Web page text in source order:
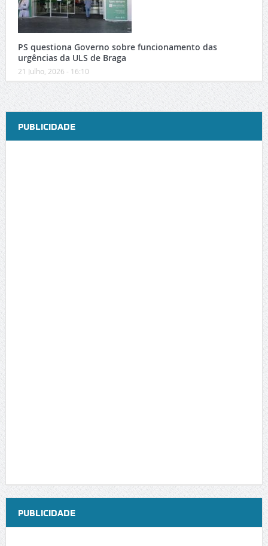
PS questiona Governo sobre funcionamento das
urgências da ULS de Braga
21 Julho, 2026 - 16:10
PUBLICIDADE
PUBLICIDADE